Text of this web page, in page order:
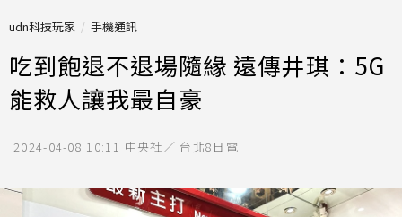
udn科技玩家 手機通訊
吃到飽退不退場隨緣 遠傳井琪：5G
能救人讓我最自豪
2024-04-08 10:11 中央社／ 台北8日電